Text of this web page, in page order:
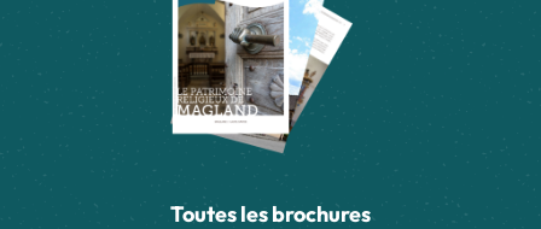
Toutes les brochures